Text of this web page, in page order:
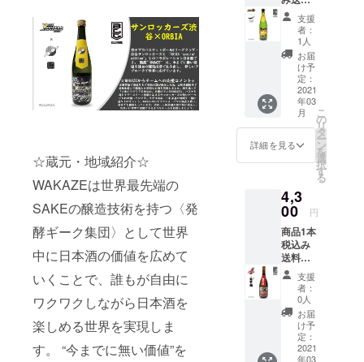
☆蔵元・地域紹介☆
WAKAZEは世界最先端の
SAKEの醸造技術を持つ〈発
酵ギーク集団〉として世界
中に日本酒の価値を広めて
いくことで、誰もが自由に
ワクワクしながら日本酒を
楽しめる世界を実現しま
す。 “今までに無い価値”を
度:1.8
味わい
マップ
:・淡麗
辛口 お
ススメ
の飲み
方:冷
度数：
１５度
以上１
６度未
満 成分
米：山
田錦 精
米歩
合：
わい
マップ
ススメ
の飲み
方：ぬ
る燗・
常温・
冷
72×72
×300（
mm)
1140(g)
原材料:
米、米
コール
数:16%
成分等
合:50%
日本酒
度:+2 酸
度:1.1
味わい
マップ :
淡麗辛
スメの
飲み方:
日本酒
す。“三
井の
寿”は全
国新酒
鑑評会
では金
賞5回、
入賞2回
の7年連
す。 保
存方
法：常
温 製品
サイ
ズ：
78×78×
295(m
1300(g)
原材料:
米（国
産）米
込み+お
礼の
メール
男子プ
ロバス
ケット
ボールB
リーグ
クラ
ブ・仙
台
89ERS
と「純
ホワイ
トラベ
ル」と
のコラ
ボレー
ション
日本酒
す。”勝
山酒
造”は元
禄年間
に伊達
支援
者：
1人
お届
け予
定：
2021
年03
月
詳細を見る
こ
の
リ
タ
ー
ン
を
選
択
す
る
4,3
00 円
商品1本
税込み
送料込
み+お礼
のメー
ル 男子
プロバ
スケッ
トボー
ルBリー
支援
者：
0人
お届
け予
定：
2021
年03